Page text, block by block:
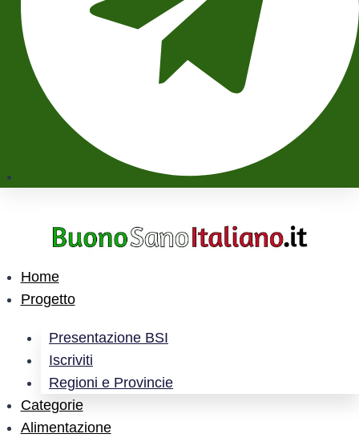
Home
Progetto
Presentazione BSI
Iscriviti
Regioni e Provincie
Categorie
Alimentazione